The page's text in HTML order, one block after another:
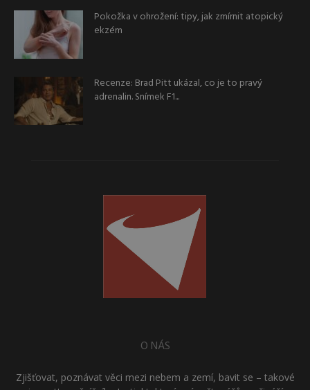
Pokožka v ohrožení: tipy, jak zmírnit atopický
ekzém
Recenze: Brad Pitt ukázal, co je to pravý
adrenalin. Snímek F1...
O NÁS
Zjišťovat, poznávat věci mezi nebem a zemí, bavit se – takové